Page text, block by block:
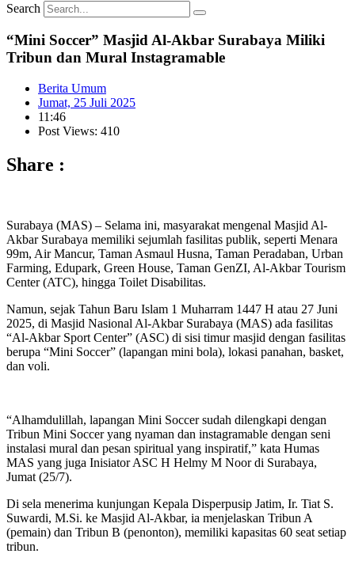
Search
“Mini Soccer” Masjid Al-Akbar Surabaya Miliki
Tribun dan Mural Instagramable
Berita Umum
Jumat, 25 Juli 2025
11:46
Post Views: 410
Share :
Surabaya (MAS) – Selama ini, masyarakat mengenal Masjid Al-
Akbar Surabaya memiliki sejumlah fasilitas publik, seperti Menara
99m, Air Mancur, Taman Asmaul Husna, Taman Peradaban, Urban
Farming, Edupark, Green House, Taman GenZI, Al-Akbar Tourism
Center (ATC), hingga Toilet Disabilitas.
Namun, sejak Tahun Baru Islam 1 Muharram 1447 H atau 27 Juni
2025, di Masjid Nasional Al-Akbar Surabaya (MAS) ada fasilitas
“Al-Akbar Sport Center” (ASC) di sisi timur masjid dengan fasilitas
berupa “Mini Soccer” (lapangan mini bola), lokasi panahan, basket,
dan voli.
“Alhamdulillah, lapangan Mini Soccer sudah dilengkapi dengan
Tribun Mini Soccer yang nyaman dan instagramable dengan seni
instalasi mural dan pesan spiritual yang inspiratif,” kata Humas
MAS yang juga Inisiator ASC H Helmy M Noor di Surabaya,
Jumat (25/7).
Di sela menerima kunjungan Kepala Disperpusip Jatim, Ir. Tiat S.
Suwardi, M.Si. ke Masjid Al-Akbar, ia menjelaskan Tribun A
(pemain) dan Tribun B (penonton), memiliki kapasitas 60 seat setiap
tribun.